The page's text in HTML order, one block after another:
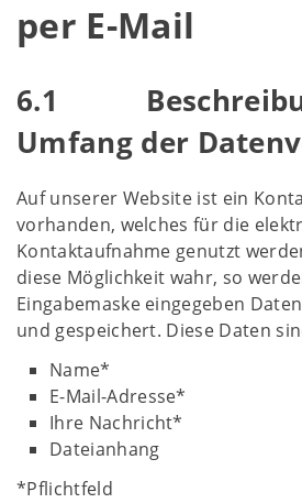
per E-Mail
6.1
Umfang der
Auf unserer Website ist ein
vorhanden, welches für die
Kontaktaufnahme genutzt
diese Möglichkeit wahr, so
Eingabemaske eingegeben
und gespeichert. Diese Daten
Name*
E-Mail-Adresse*
Ihre Nachricht*
Dateianhang
*Pflichtfeld